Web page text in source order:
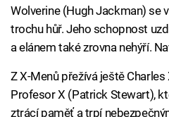
Wolverine (Hugh Jackman) se
trochu hůř. Jeho schopnost
a elánem také zrovna nehýří.
Z X-Menů přežívá ještě
Profesor X (Patrick Stewart),
ztrácí paměť a trpí